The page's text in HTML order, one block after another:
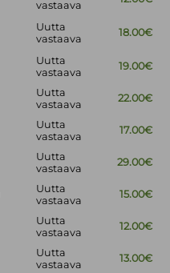
vastaava
Uutta
vastaava
18.00€
Uutta
vastaava
19.00€
Uutta
vastaava
22.00€
Uutta
vastaava
17.00€
Uutta
vastaava
29.00€
Uutta
vastaava
15.00€
Uutta
vastaava
12.00€
Uutta
vastaava
13.00€